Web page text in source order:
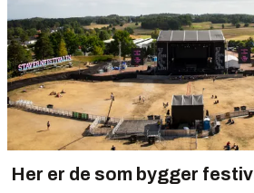
Her er de som bygger